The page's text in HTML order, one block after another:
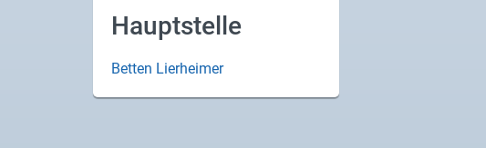
Hauptstelle
Betten Lierheimer